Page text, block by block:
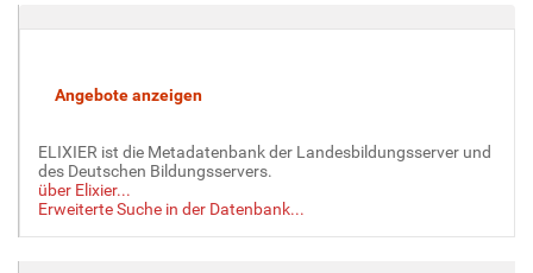
ELIXIER ist die Metadatenbank der Landesbildungsserver und
des Deutschen Bildungsservers.
über Elixier...
Erweiterte Suche in der Datenbank...